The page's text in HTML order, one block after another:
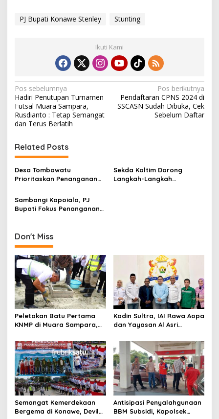
PJ Bupati Konawe Stenley Stunting
Ikuti Kami
N
a
v
i
g
a
s
i
p
o
Pos sebelumnya
Hadiri Penutupan Turnamen
Futsal Muara Sampara,
Rusdianto : Tetap Semangat
dan Terus Berlatih
Pos berikutnya
Pendaftaran CPNS 2024 di
SSCASN Sudah Dibuka, Cek
Sebelum Daftar
Related Posts
Desa Tombawatu
Prioritaskan Penanganan
Desa 2024
Sekda Koltim Dorong
Langkah-Langkah
Sambangi Kapoiala, PJ
Bupati Fokus Penanganan
Don't Miss
Peletakan Batu Pertama
KNMP di Muara Sampara,
Jemput Program Pusat
Kadin Sultra, IAI Rawa Aopa
dan Yayasan Al Asri
Siap Kerja
Semangat Kemerdekaan
Bergema di Konawe, Devile
Antisipasi Penyalahgunaan
BBM Subsidi, Kapolsek